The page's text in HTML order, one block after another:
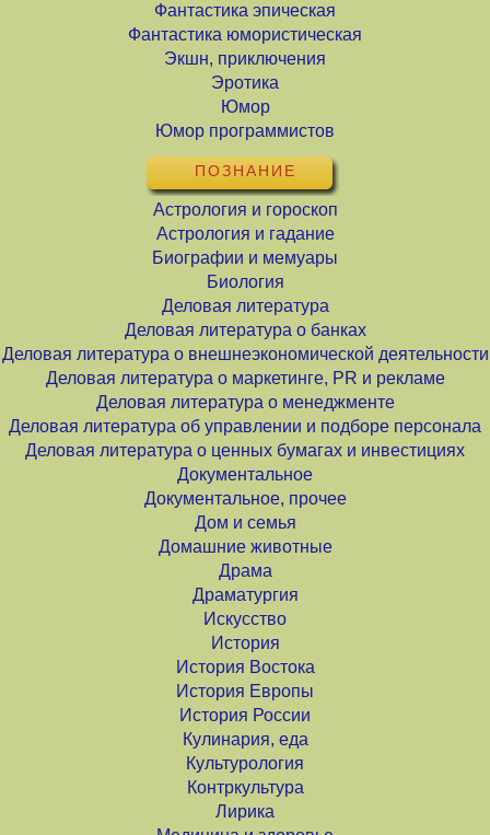
Фантастика эпическая
Фантастика юмористическая
Экшн, приключения
Эротика
Юмор
Юмор программистов
ПОЗНАНИЕ
Астрология и гороскоп
Астрология и гадание
Биографии и мемуары
Биология
Деловая литература
Деловая литература о банках
Деловая литература о внешнеэкономической деятельности
Деловая литература о маркетинге, PR и рекламе
Деловая литература о менеджменте
Деловая литература об управлении и подборе персонала
Деловая литература о ценных бумагах и инвестициях
Документальное
Документальное, прочее
Дом и семья
Домашние животные
Драма
Драматургия
Искусство
История
История Востока
История Европы
История России
Кулинария, еда
Культурология
Контркультура
Лирика